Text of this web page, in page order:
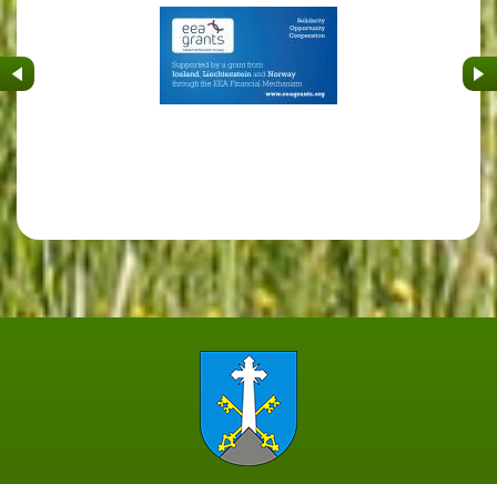
&nbsp
Strona główna